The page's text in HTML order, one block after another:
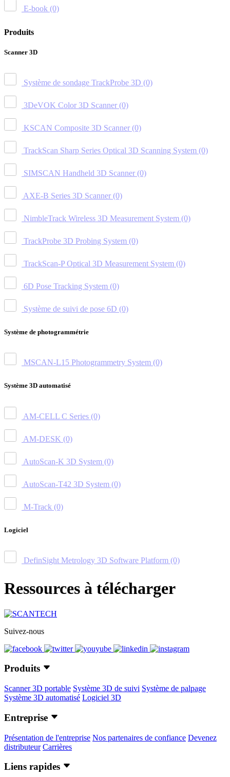
E-book (0)
Produits
Scanner 3D
Système de sondage TrackProbe 3D (0)
3DeVOK Color 3D Scanner (0)
KSCAN Composite 3D Scanner (0)
TrackScan Sharp Series Optical 3D Scanning System (0)
SIMSCAN Handheld 3D Scanner (0)
AXE-B Series 3D Scanner (0)
NimbleTrack Wireless 3D Measurement System (0)
TrackProbe 3D Probing System (0)
TrackScan-P Optical 3D Measurement System (0)
6D Pose Tracking System (0)
Système de suivi de pose 6D (0)
Système de photogrammétrie
MSCAN-L15 Photogrammetry System (0)
Système 3D automatisé
AM-CELL C Series (0)
AM-DESK (0)
AutoScan-K 3D System (0)
AutoScan-T42 3D System (0)
M-Track (0)
Logiciel
DefinSight Metrology 3D Software Platform (0)
Ressources à télécharger
Suivez-nous
Produits
Scanner 3D portable Système 3D de suivi Système de palpage
Système 3D automatisé Logiciel 3D
Entreprise
Présentation de l'entreprise Nos partenaires de confiance Devenez
distributeur Carrières
Liens rapides